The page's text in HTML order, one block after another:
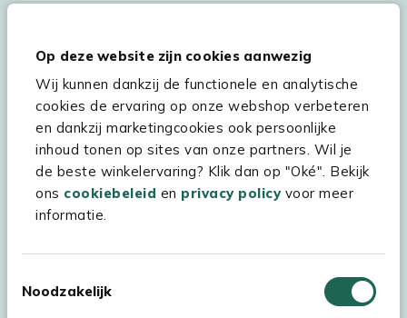
Op deze website zijn cookies aanwezig
Wij kunnen dankzij de functionele en analytische
cookies de ervaring op onze webshop verbeteren
en dankzij marketingcookies ook persoonlijke
inhoud tonen op sites van onze partners. Wil je
de beste winkelervaring? Klik dan op "Oké". Bekijk
ons cookiebeleid en privacy policyvoor meer
informatie.
Noodzakelijk
Hulp & service
Assortiment
Kees Smit Tuinmeubelen
Experience Stores XXL